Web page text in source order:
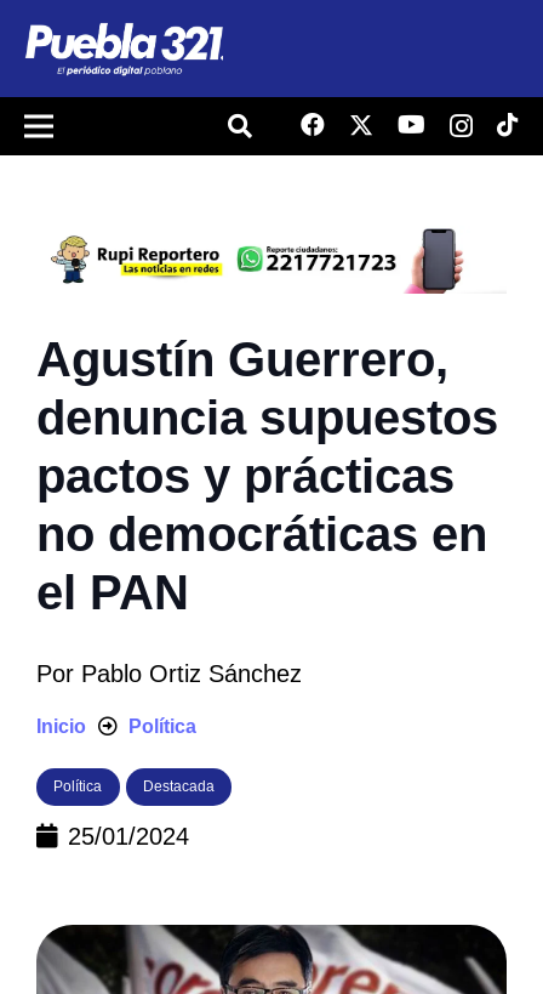
Agustín Guerrero,
denuncia supuestos
pactos y prácticas
no democráticas en
el PAN
Por Pablo Ortiz Sánchez
Inicio Política
Política Destacada
25/01/2024